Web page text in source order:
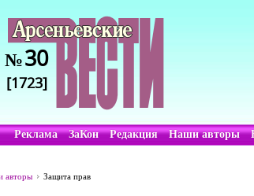
№30
[1723]
Реклама ЗаКон Редакция Наши авторы
авторы Защита прав